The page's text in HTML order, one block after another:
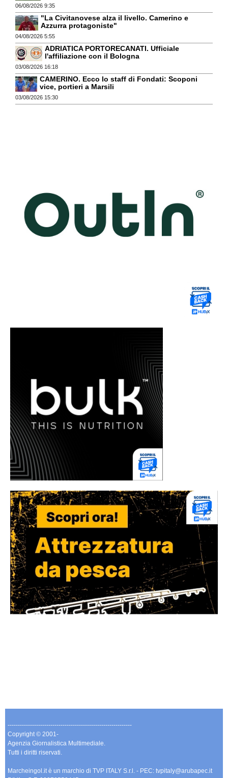
06/08/2026 9:35
"La Civitanovese alza il livello. Camerino e
Azzurra protagoniste"
04/08/2026 5:55
ADRIATICA PORTORECANATI. Ufficiale
l'affiliazione con il Bologna
03/08/2026 16:18
CAMERINO. Ecco lo staff di Fondati: Scoponi
vice, portieri a Marsili
03/08/2026 15:30
-------------------------------------------------------------
Copyright © 2001-
Agenzia Giornalistica Multimediale.
Tutti i diritti riservati.
Marcheingol.it è un marchio di TVP ITALY S.r.l. - PEC: tvpitaly@arubapec.it